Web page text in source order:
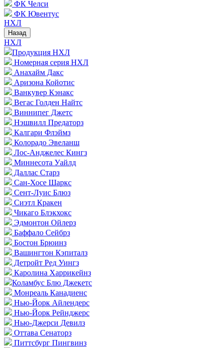
ФК Челси
ФК Ювентус
НХЛ
Назад
НХЛ
Продукция НХЛ
Номерная серия НХЛ
Анахайм Дакс
Аризона Койотис
Ванкувер Кэнакс
Вегас Голден Найтс
Виннипег Джетс
Нэшвилл Предаторз
Калгари Флэймз
Колорадо Эвеланш
Лос-Анджелес Кингз
Миннесота Уайлд
Даллас Старз
Сан-Хосе Шаркс
Сент-Луис Блюз
Сиэтл Кракен
Чикаго Блэкхокс
Эдмонтон Ойлерз
Баффало Сейбрз
Бостон Брюинз
Вашингтон Кэпиталз
Детройт Ред Уингз
Каролина Харрикейнз
Коламбус Блю Джекетс
Монреаль Канадиенс
Нью-Йорк Айлендерс
Нью-Йорк Рейнджерс
Нью-Джерси Девилз
Оттава Сенаторз
Питтсбург Пингвинз